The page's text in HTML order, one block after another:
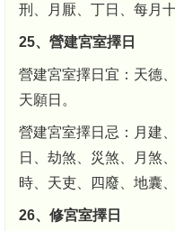
刑、月厭、丁日、每月
25、營建宮室擇日
營建宮室擇日宜：天德
天願日。
營建宮室擇日忌：月建
日、劫煞、災煞、月煞
時、天吏、四廢、地囊
26、修宮室擇日